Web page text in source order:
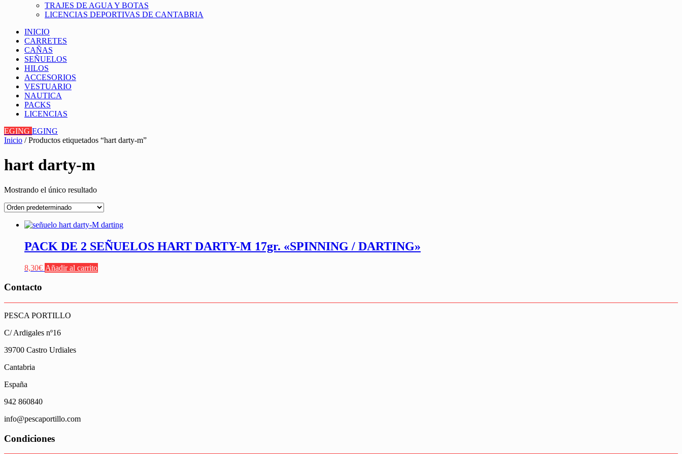
TRAJES DE AGUA Y BOTAS
LICENCIAS DEPORTIVAS DE CANTABRIA
INICIO
CARRETES
CAÑAS
SEÑUELOS
HILOS
ACCESORIOS
VESTUARIO
NAUTICA
PACKS
LICENCIAS
EGING EGING
Inicio / Productos etiquetados “hart darty-m”
hart darty-m
Mostrando el único resultado
PACK DE 2 SEÑUELOS HART DARTY-M 17gr. «SPINNING / DARTING»
8,30€ Añadir al carrito
Contacto
PESCA PORTILLO
C/ Ardigales nº16
39700 Castro Urdiales
Cantabria
España
942 860840
info@pescaportillo.com
Condiciones